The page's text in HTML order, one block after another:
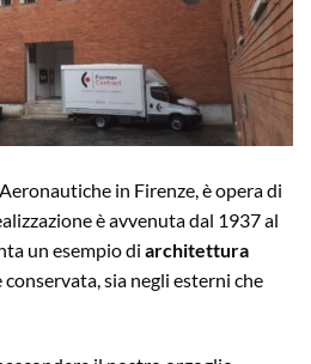
in Firenze, è opera di
è avvenuta dal 1937 al
un esempio di architettura
sia negli esterni che